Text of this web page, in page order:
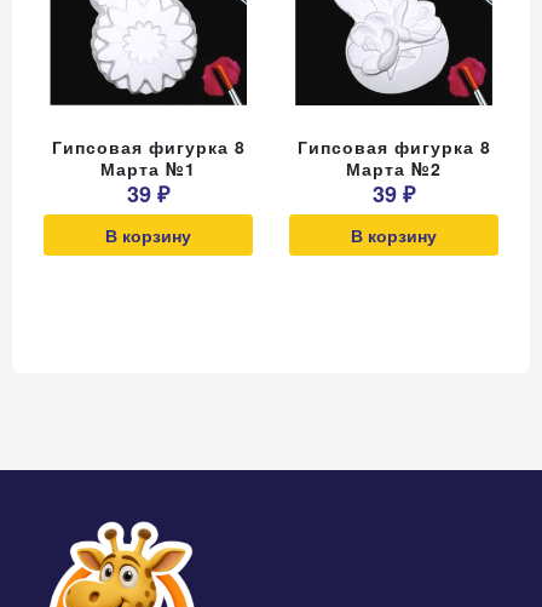
Гипсовая фигурка 8
Марта №1
39 ₽
В корзину
Гипсовая фигурка 8
Марта №2
39 ₽
В корзину